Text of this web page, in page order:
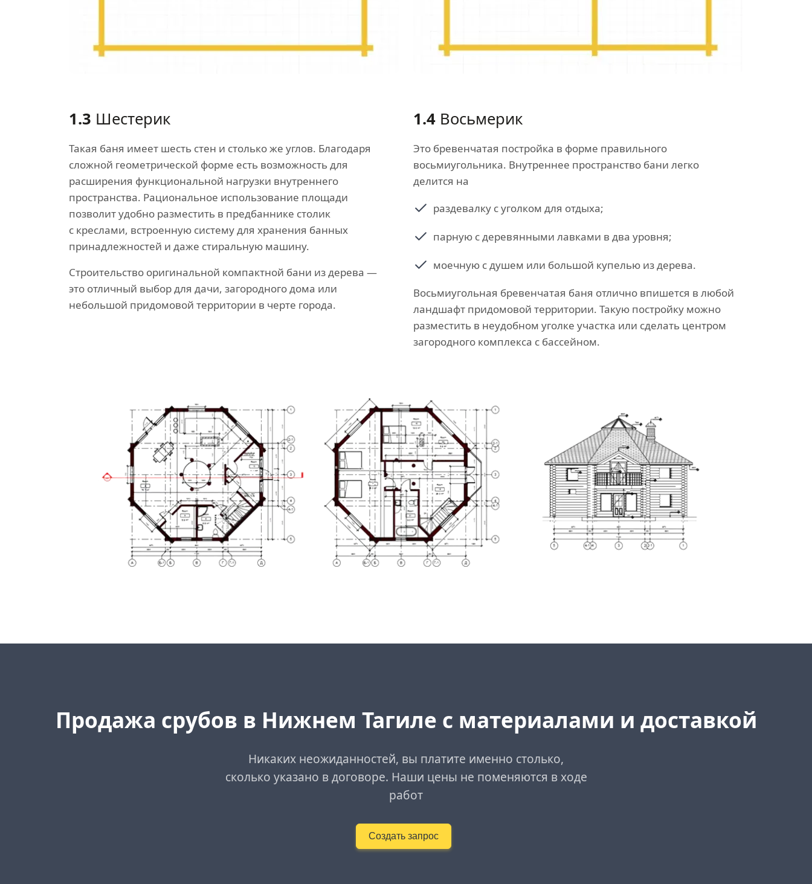
1.3 Шестерик
Такая баня имеет шесть стен и столько же углов. Благодаря
сложной геометрической форме есть возможность для
расширения функциональной нагрузки внутреннего
пространства. Рациональное использование площади
позволит удобно разместить в предбаннике столик
с креслами, встроенную систему для хранения банных
принадлежностей и даже стиральную машину.
Строительство оригинальной компактной бани из дерева —
это отличный выбор для дачи, загородного дома или
небольшой придомовой территории в черте города.
1.4 Восьмерик
Это бревенчатая постройка в форме правильного
восьмиугольника. Внутреннее пространство бани легко
делится на
раздевалку с уголком для отдыха;
парную с деревянными лавками в два уровня;
моечную с душем или большой купелью из дерева.
Восьмиугольная бревенчатая баня отлично впишется в любой
ландшафт придомовой территории. Такую постройку можно
разместить в неудобном уголке участка или сделать центром
загородного комплекса с бассейном.
Продажа срубов в Нижнем Тагиле с материалами и доставкой
Никаких неожиданностей, вы платите именно столько,
сколько указано в договоре. Наши цены не поменяются в ходе
работ
Создать запрос